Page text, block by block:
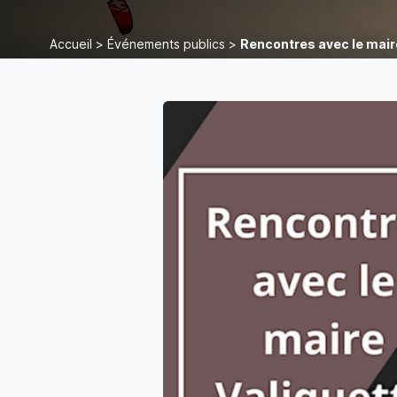
Accueil > Événements publics > Rencontres avec le